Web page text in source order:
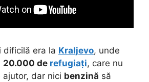
dificilă era la Kraljevo, unde
20.000 de refugiați, care nu
dar nici benzină să